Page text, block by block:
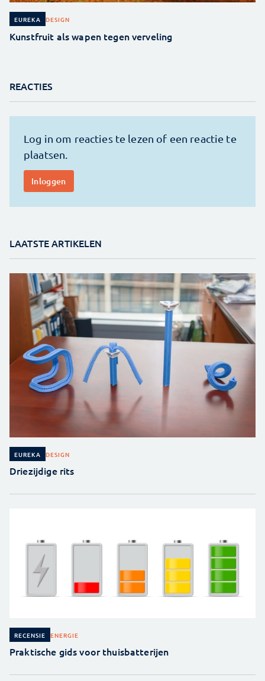
EUREKA DESIGN
Kunstfruit als wapen tegen verveling
REACTIES
LAATSTE ARTIKELEN
EUREKA DESIGN
Driezijdige rits
RECENSIE ENERGIE
Praktische gids voor thuisbatterijen